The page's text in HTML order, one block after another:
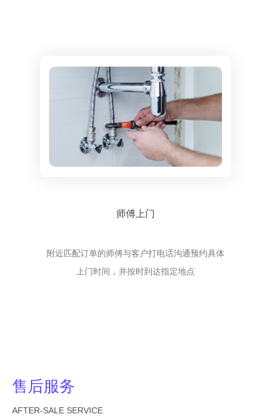
师傅上门
附近匹配订单的师傅与客户打电话沟通预约具体
上门时间，并按时到达指定地点
售后服务
AFTER-SALE SERVICE